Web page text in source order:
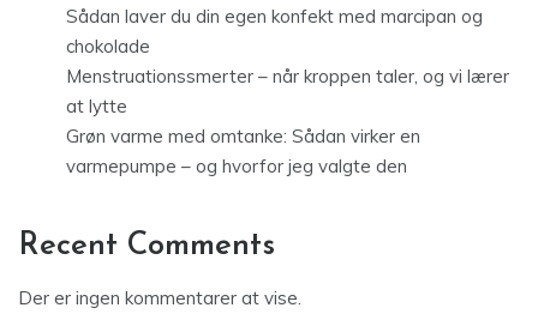
Sådan laver du din egen konfekt med marcipan og
chokolade
Menstruationssmerter – når kroppen taler, og vi lærer
at lytte
Grøn varme med omtanke: Sådan virker en
varmepumpe – og hvorfor jeg valgte den
Recent Comments
Der er ingen kommentarer at vise.